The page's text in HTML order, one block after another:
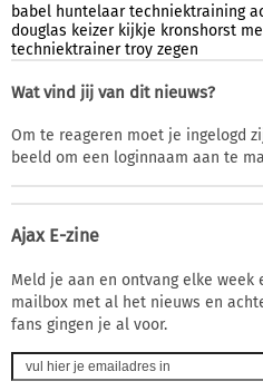
babel huntelaar techniektraining
douglas keizer kijkje kronshorst
techniektrainer troy zegen
Wat vind jij van dit nieuws?
Om te reageren moet je ingelogd
beeld om een loginnaam aan te
Ajax E-zine
Meld je aan en ontvang elke week
mailbox met al het nieuws en
fans gingen je al voor.